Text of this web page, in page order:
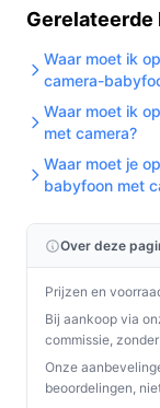
Gerelateerde
Waar moet ik
camera-
Waar moet ik
met camera?
Waar moet je
babyfoon met
Over deze
Prijzen en
Bij aankoop via
commissie,
Onze
beoordelingen,